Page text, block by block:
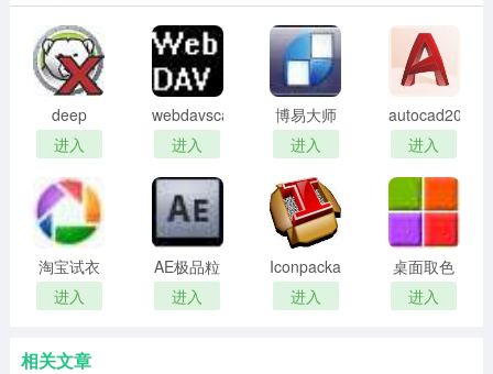
特别说明
全职业已更新完毕，接下来会根据职业三觉顺序作出不断
优化。
deep
freeze
password
remover(冰
点还原密
码清除器)
进入
webdavscan
客户端
(web漏洞
扫描软件)
进入
博易大师
资管版
进入
autocad2002
迷你版
进入
淘宝试衣
服软件
进入
AE极品粒
子插件
(Trapcode
进入
Iconpackager
中文补丁
进入
桌面取色
工具
colorpix
进入
相关文章